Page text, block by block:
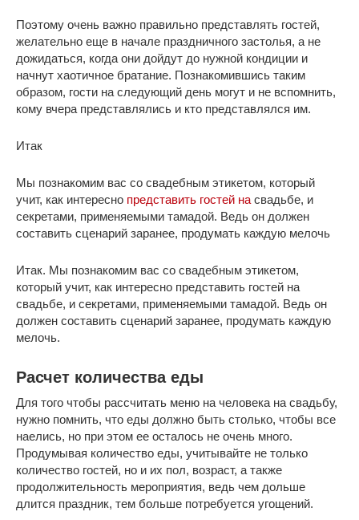
Поэтому очень важно правильно представлять гостей,
желательно еще в начале праздничного застолья, а не
дожидаться, когда они дойдут до нужной кондиции и
начнут хаотичное братание. Познакомившись таким
образом, гости на следующий день могут и не вспомнить,
кому вчера представлялись и кто представлялся им.
Итак
Мы познакомим вас со свадебным этикетом, который
учит, как интересно представить гостей на свадьбе, и
секретами, применяемыми тамадой. Ведь он должен
составить сценарий заранее, продумать каждую мелочь
Итак. Мы познакомим вас со свадебным этикетом,
который учит, как интересно представить гостей на
свадьбе, и секретами, применяемыми тамадой. Ведь он
должен составить сценарий заранее, продумать каждую
мелочь.
Расчет количества еды
Для того чтобы рассчитать меню на человека на свадьбу,
нужно помнить, что еды должно быть столько, чтобы все
наелись, но при этом ее осталось не очень много.
Продумывая количество еды, учитывайте не только
количество гостей, но и их пол, возраст, а также
продолжительность мероприятия, ведь чем дольше
длится праздник, тем больше потребуется угощений.